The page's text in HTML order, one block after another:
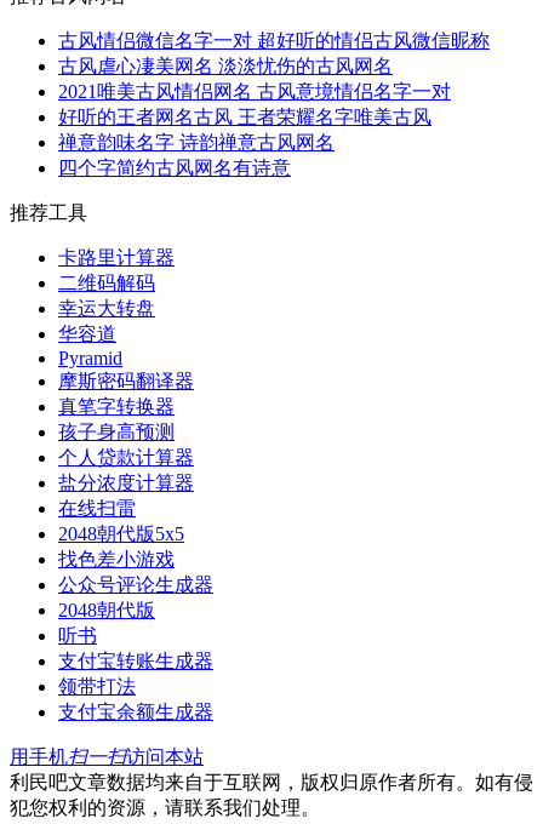
古风情侣微信名字一对 超好听的情侣古风微信昵称
古风虐心凄美网名 淡淡忧伤的古风网名
2021唯美古风情侣网名 古风意境情侣名字一对
好听的王者网名古风 王者荣耀名字唯美古风
禅意韵味名字 诗韵禅意古风网名
四个字简约古风网名有诗意
推荐工具
卡路里计算器
二维码解码
幸运大转盘
华容道
Pyramid
摩斯密码翻译器
真笔字转换器
孩子身高预测
个人贷款计算器
盐分浓度计算器
在线扫雷
2048朝代版5x5
找色差小游戏
公众号评论生成器
2048朝代版
听书
支付宝转账生成器
领带打法
支付宝余额生成器
用手机扫一扫访问本站
利民吧文章数据均来自于互联网，版权归原作者所有。如有侵
犯您权利的资源，请联系我们处理。